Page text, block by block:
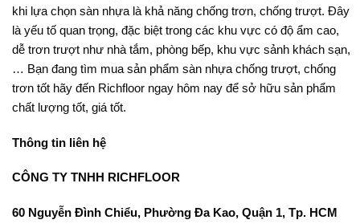
khi lựa chọn sàn nhựa là khả năng chống trơn, chống trượt. Đây
là yếu tố quan trọng, đặc biệt trong các khu vực có độ ẩm cao,
dễ trơn trượt như nhà tắm, phòng bếp, khu vực sảnh khách sạn,
… Bạn đang tìm mua sản phẩm sàn nhựa chống trượt, chống
trơn tốt hãy đến Richfloor ngay hôm nay để sở hữu sản phẩm
chất lượng tốt, giá tốt.
Thông tin liên hệ
CÔNG TY TNHH RICHFLOOR
60 Nguyễn Đình Chiểu, Phường Đa Kao, Quận 1, Tp. HCM